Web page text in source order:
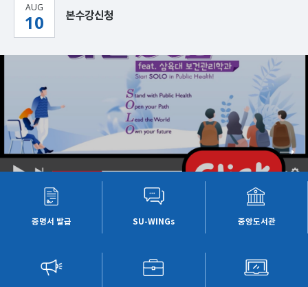
AUG
10 본수강신청
증명서 발급 SU-WINGs 중앙도서관